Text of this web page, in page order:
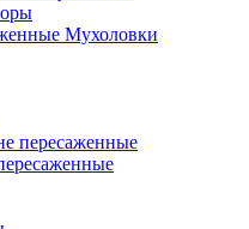
Мухоловки
пересаженные